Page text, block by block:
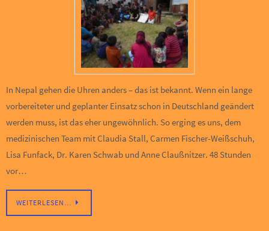
In Nepal gehen die Uhren anders – das ist bekannt. Wenn ein lange
vorbereiteter und geplanter Einsatz schon in Deutschland geändert
werden muss, ist das eher ungewöhnlich. So erging es uns, dem
medizinischen Team mit Claudia Stall, Carmen Fischer-Weißschuh,
Lisa Funfack, Dr. Karen Schwab und Anne Claußnitzer. 48 Stunden
vor…
WEITERLESEN…